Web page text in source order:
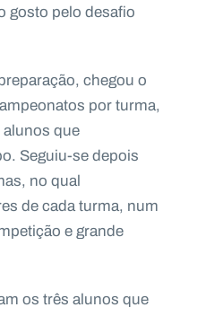
gosto pelo desafio
chegou o
por turma,
que
Seguiu-se depois
no qual
de cada turma, num
e grande
os três alunos que